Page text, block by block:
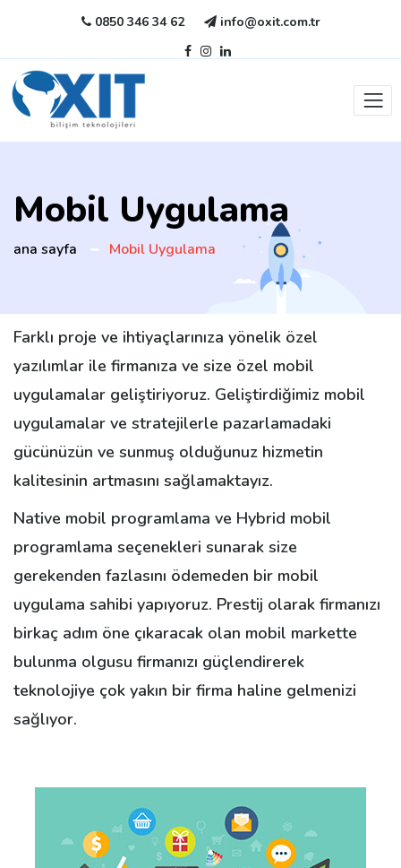
0850 346 34 62 info@oxit.com.tr
Mobil Uygulama
ana sayfa Mobil Uygulama
Farklı proje ve ihtiyaçlarınıza yönelik özel
yazılımlar ile firmanıza ve size özel mobil
uygulamalar geliştiriyoruz. Geliştirdiğimiz mobil
uygulamalar ve stratejilerle pazarlamadaki
gücünüzün ve sunmuş olduğunuz hizmetin
kalitesinin artmasını sağlamaktayız.
Native mobil programlama ve Hybrid mobil
programlama seçenekleri sunarak size
gerekenden fazlasını ödemeden bir mobil
uygulama sahibi yapıyoruz. Prestij olarak firmanızı
birkaç adım öne çıkaracak olan mobil markette
bulunma olgusu firmanızı güçlendirerek
teknolojiye çok yakın bir firma haline gelmenizi
sağlıyor.